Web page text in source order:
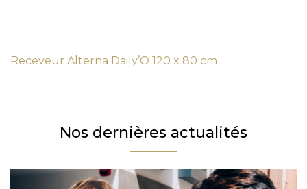
Receveur Alterna Daily’O 120 x 80 cm
Nos dernières actualités